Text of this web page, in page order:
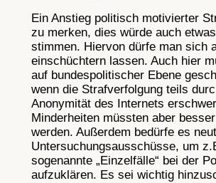
Ein Anstieg politisch motivierter
zu merken, dies würde auch
stimmen. Hiervon dürfe man sich
einschüchtern lassen. Auch hier
auf bundespolitischer Ebene
wenn die Strafverfolgung teils
Anonymität des Internets
Minderheiten müssten aber
werden. Außerdem bedürfe es
Untersuchungsausschüsse, um
sogenannte „Einzelfälle“ bei der
aufzuklären. Es sei wichtig